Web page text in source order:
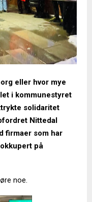
eller hvor mye
i kommunestyret
solidaritet
Nittedal
firmaer som har
på
noe.